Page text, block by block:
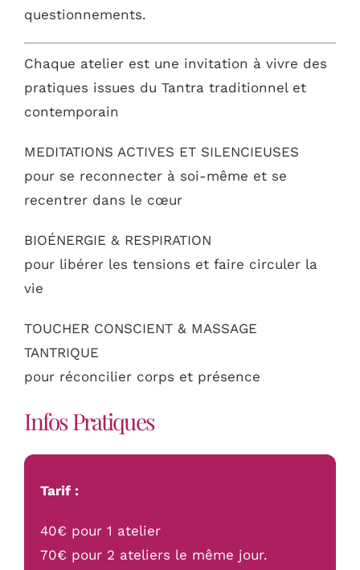
questionnements.
Chaque atelier est une invitation à vivre des
pratiques issues du Tantra traditionnel et
contemporain
MEDITATIONS ACTIVES ET SILENCIEUSES
pour se reconnecter à soi-même et se
recentrer dans le cœur
BIOÉNERGIE & RESPIRATION
pour libérer les tensions et faire circuler la
vie
TOUCHER CONSCIENT & MASSAGE
TANTRIQUE
pour réconcilier corps et présence
Infos Pratiques
Tarif :
40€ pour 1 atelier
70€ pour 2 ateliers le même jour.